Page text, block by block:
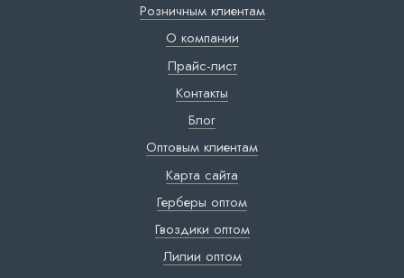
Розничным клиентам
О компании
Прайс-лист
Контакты
Блог
Оптовым клиентам
Карта сайта
Герберы оптом
Гвоздики оптом
Лилии оптом